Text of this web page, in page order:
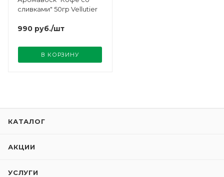
сливками" 50гр Vellutier
990 руб./шт
В КОРЗИНУ
КАТАЛОГ
АКЦИИ
УСЛУГИ